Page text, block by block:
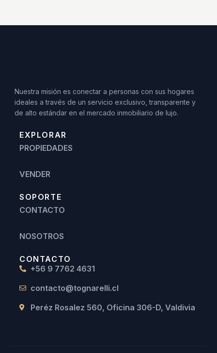
Nuestra misión es conectar a personas con sus hogares
ideales a través de un servicio exclusivo, transparente y
de alto estándar en el mercado inmobiliario de lujo.
EXPLORAR
PROPIEDADES
VENDER
SOPORTE
CONTACTO
NOSOTROS
CONTACTO
+56 9 7762 4631
contacto@tognarelli.cl
Peréz Rosalez 560, Oficina 306-D, Valdivia